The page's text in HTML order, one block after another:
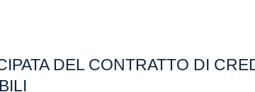
DEL CONTRATTO DI